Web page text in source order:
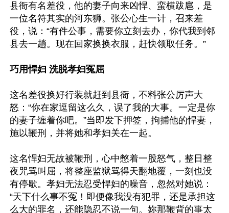
县衙有名差役，他的妻子向来凶悍、蛮横跋扈，是
一位名符其实的河东狮。张公心生一计，召来差
役，说：“有件公事，需要你立刻去办，你代我到邻
县去一趟。现在回家换换衣服，赶快领取任务。”
巧用悍妇 洗脱孝妇冤屈
这名差役换好行装就赶到县衙，不料张公厉声大
怒：“你在家逗留这么久，误了我的大事。一定是你
的妻子缠着你吧。”当即发下押签，拘捕他的悍妻，
施以鞭刑，并将她和孝妇关在一起。
这名悍妇无故被鞭刑，心中憋着一股怒气，整日整
夜咒骂叫屈，将整座监狱骂得天翻地覆，一刻也没
有停歇。孝妇无法忍受悍妇的噪音，忽然对她说：
“天下什么事不冤！即便像我没有犯罪，还是承担这
么大的罪名，还能隐忍不说一句。妳那鞭背的事太